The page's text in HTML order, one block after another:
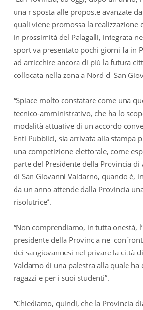
una risposta alle proposte avanzate
quali viene promossa la realizzazione
in prossimità del Palagalli, integrata
sportiva presentato pochi giorni fa in
ad arricchire ancora di più la futura
collocata nella zona a Nord di San
“Spiace molto constatare come una
tecnico-amministrativo, che ha lo
modalità attuative di un accordo
Enti Pubblici, sia arrivata alla stampa
una competizione elettorale, come
parte del Presidente della Provincia di
di San Giovanni Valdarno, quando è,
da un anno attende dalla Provincia
risolutrice”.
“Non comprendiamo, in tutta onestà,
presidente della Provincia nei
dei sangiovannesi nel privare la città
Valdarno di una palestra alla quale
ragazzi e per i suoi studenti”.
“Chiediamo, quindi, che la Provincia